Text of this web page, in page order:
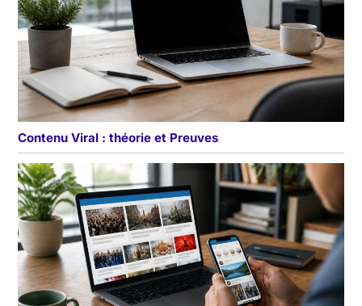
Contenu Viral : théorie et Preuves